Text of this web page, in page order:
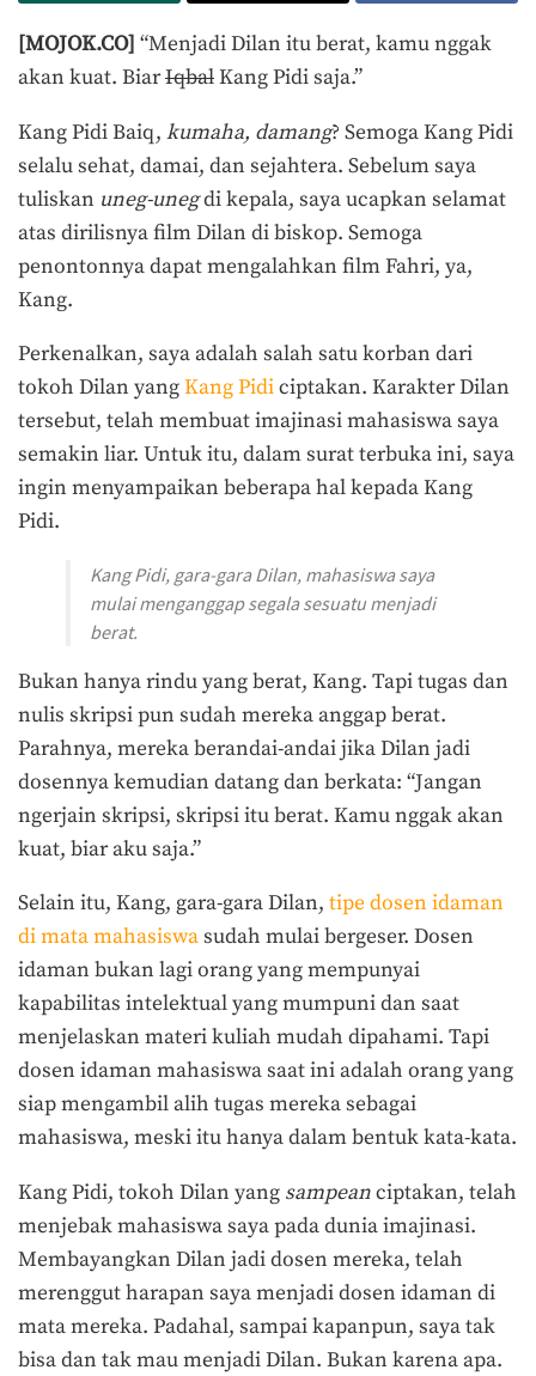
[MOJOK.CO] “Menjadi Dilan itu berat, kamu nggak
akan kuat. BiarIqbalKang Pidi saja.”
Kang Pidi Baiq, kumaha, damang? Semoga Kang Pidi
selalu sehat, damai, dan sejahtera. Sebelum saya
tuliskan uneg-unegdi kepala, saya ucapkan selamat
atas dirilisnya film Dilan di biskop. Semoga
penontonnya dapat mengalahkan film Fahri, ya,
Kang.
Perkenalkan, saya adalah salah satu korban dari
tokoh Dilan yangKang Pidiciptakan. Karakter Dilan
tersebut, telah membuat imajinasi mahasiswa saya
semakin liar. Untuk itu, dalam surat terbuka ini, saya
ingin menyampaikan beberapa hal kepada Kang
Pidi.
Kang Pidi, gara-gara Dilan, mahasiswa saya
mulai menganggap segala sesuatu menjadi
berat.
Bukan hanya rindu yang berat, Kang. Tapi tugas dan
nulis skripsi pun sudah mereka anggap berat.
Parahnya, mereka berandai-andai jika Dilan jadi
dosennya kemudian datang dan berkata: “Jangan
ngerjain skripsi, skripsi itu berat. Kamu nggak akan
kuat, biar aku saja.”
Selain itu, Kang, gara-gara Dilan, tipe dosen idaman
di mata mahasiswasudah mulai bergeser. Dosen
idaman bukan lagi orang yang mempunyai
kapabilitas intelektual yang mumpuni dan saat
menjelaskan materi kuliah mudah dipahami. Tapi
dosen idaman mahasiswa saat ini adalah orang yang
siap mengambil alih tugas mereka sebagai
mahasiswa, meski itu hanya dalam bentuk kata-kata.
Kang Pidi, tokoh Dilan yang sampeanciptakan, telah
menjebak mahasiswa saya pada dunia imajinasi.
Membayangkan Dilan jadi dosen mereka, telah
merenggut harapan saya menjadi dosen idaman di
mata mereka. Padahal, sampai kapanpun, saya tak
bisa dan tak mau menjadi Dilan. Bukan karena apa.